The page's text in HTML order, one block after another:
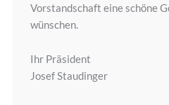
Vorstandschaft eine schöne
wünschen.
Ihr Präsident
Josef Staudinger